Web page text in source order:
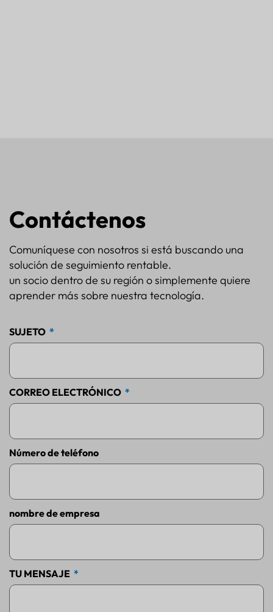
Contáctenos
Comuníquese con nosotros si está buscando una
solución de seguimiento rentable.
un socio dentro de su región o simplemente quiere
aprender más sobre nuestra tecnología.
SUJETO
CORREO ELECTRÓNICO
Número de teléfono
nombre de empresa
TU MENSAJE